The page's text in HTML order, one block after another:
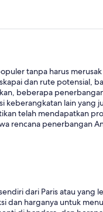
tanpa harus
dan rute potensial,
beberapa
lain yang
telah mendapatkan
rencana penerbangan
dari Paris atau yang
harganya untuk